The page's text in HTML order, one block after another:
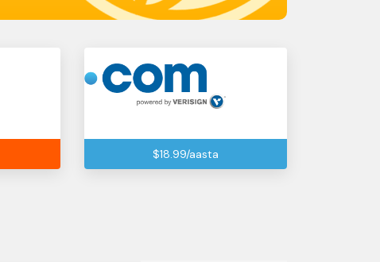
$18.99/aasta